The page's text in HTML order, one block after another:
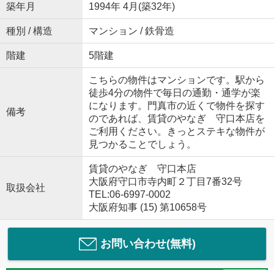
築年月 1994年 4月(築32年)
種別 / 構造 マンション / 鉄骨造
階建 5階建
備考
こちらの物件はマンションです。駅から
徒歩4分の物件で毎日の通勤・通学が楽
になります。門真市の近くで物件を探す
のであれば、賃貸のやなぎ 守口本店を
ご利用ください。きっとステキな物件が
見つかることでしょう。
取扱会社
賃貸のやなぎ 守口本店
大阪府守口市寺内町２丁目7番32号
TEL:06-6997-0002
大阪府知事 (15) 第10658号
お問い合わせ(無料)